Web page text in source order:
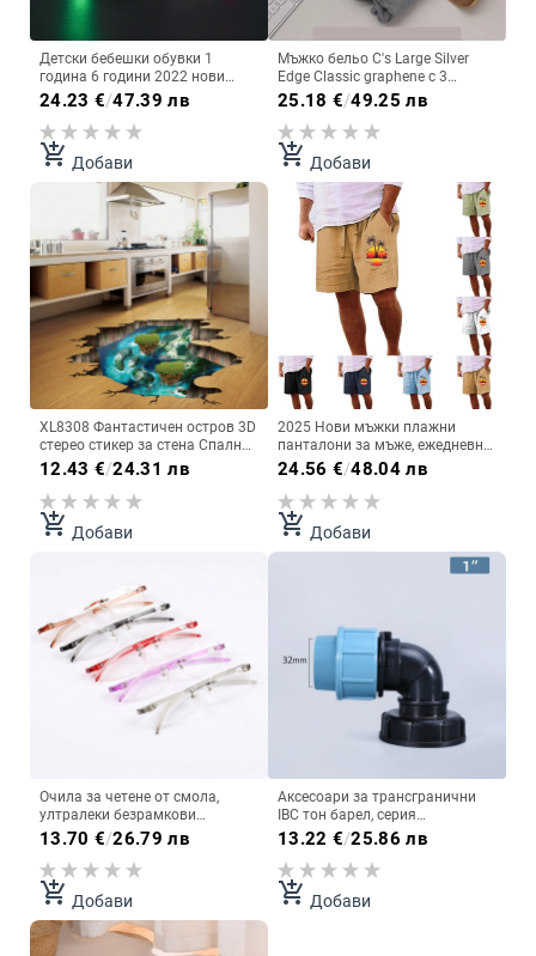
Детски бебешки обувки 1
година 6 години 2022 нови
момчета и момичета спортни
обувки с мека подметка,
дишащи бебешки обувки за
малки деца
24.23 €/47.39 лв
add_shopping_cart Добави
Мъжко бельо C's Large Silver
Edge Classic graphene с 3
подаръчни кутии, дишащи
боксерки със средна талия,
боксерки
25.18 €/49.25 лв
add_shopping_cart Добави
XL8308 Фантастичен остров 3D
стерео стикер за стена Спалня
Хол Общежитие Класна стая
Фон Декорация Свалящ се
стикер
12.43 €/24.31 лв
add_shopping_cart Добави
2025 Нови мъжки плажни
панталони за мъже, ежедневни
къси панталони с щампа, едно
парче, дропшипинг
24.56 €/48.04 лв
add_shopping_cart Добави
Очила за четене от смола,
ултралеки безрамкови
интегрирани очила за четене
за мъже и жени, безрамкови
очила за четене, пластмасово
завършени очила за
късогледство
13.70 €/26.79 лв
add_shopping_cart Добави
Аксесоари за трансгранични
IBC тон барел, серия
съединителни елементи, PE
тръбно коляно с еднакъв
диаметър, директен тройник с
еднакъв диаметър, аксесоари
за тон барел
13.22 €/25.86 лв
add_shopping_cart Добави